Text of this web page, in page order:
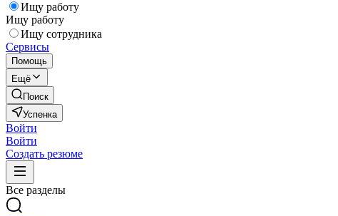
Ищу работу
Ищу работу
Ищу сотрудника
Сервисы
Помощь
Ещё
Поиск
Успенка
Войти
Войти
Создать резюме
Все разделы